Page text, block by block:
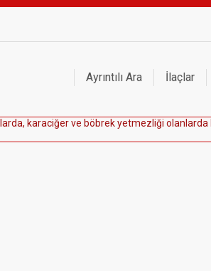
Ayrıntılı Ara İlaçlar
arda, karaciğerve böbrekyetmez iği o an arda